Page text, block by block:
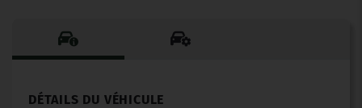
DÉTAILS DU VÉHICULE